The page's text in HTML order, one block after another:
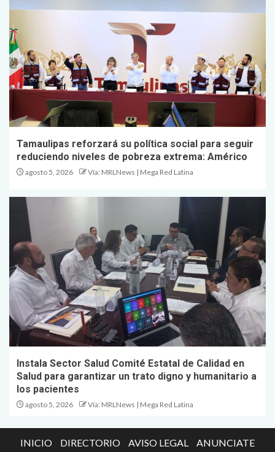
Tamaulipas reforzará su política social para seguir
reduciendo niveles de pobreza extrema: Américo
agosto 5, 2026 Vía: MRLNews | Mega Red Latina
Instala Sector Salud Comité Estatal de Calidad en
Salud para garantizar un trato digno y humanitario a
los pacientes
agosto 5, 2026 Vía: MRLNews | Mega Red Latina
INICIO DIRECTORIO AVISO LEGAL ANUNCIATE